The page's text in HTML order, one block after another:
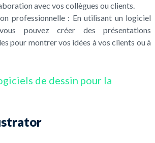
avec vos collègues ou clients.
professionnelle : En utilisant un logiciel
pouvez créer des présentations
pour montrer vos idées à vos clients ou à
de dessin pour la